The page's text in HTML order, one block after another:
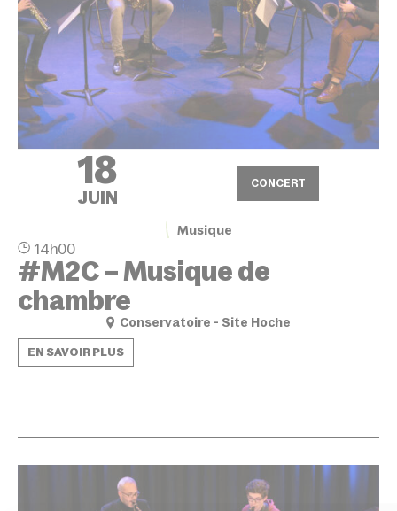
18
JUIN
CONCERT
Musique
14h00
#M2C – Musique de
chambre
Conservatoire - Site Hoche
EN SAVOIR PLUS